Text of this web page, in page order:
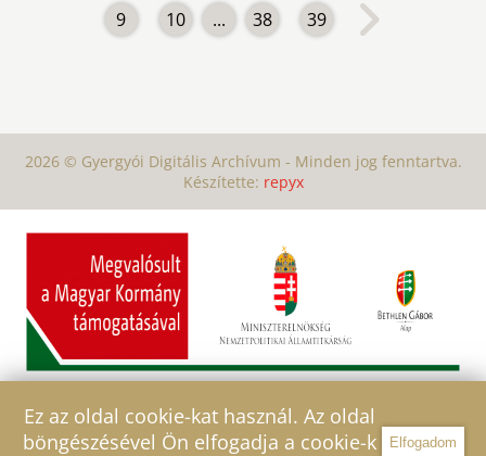
9 10 ... 38 39
2026 © Gyergyói Digitális Archívum - Minden jog fenntartva.
Készítette: repyx
Ez az oldal cookie-kat használ. Az oldal
böngészésével Ön elfogadja a cookie-k
Elfogadom